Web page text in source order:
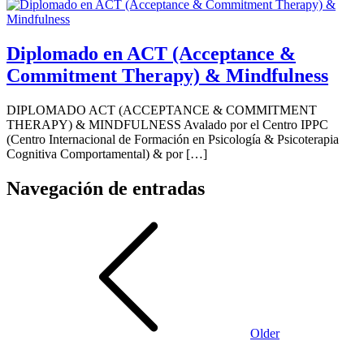
Diplomado en ACT (Acceptance &
Commitment Therapy) & Mindfulness
DIPLOMADO ACT (ACCEPTANCE & COMMITMENT
THERAPY) & MINDFULNESS Avalado por el Centro IPPC
(Centro Internacional de Formación en Psicología & Psicoterapia
Cognitiva Comportamental) & por […]
Navegación de entradas
Older